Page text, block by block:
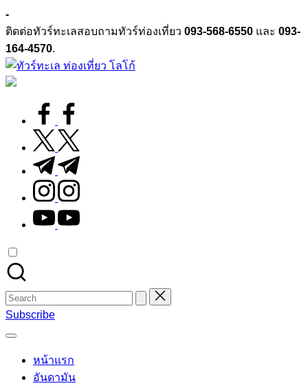
Skip
to
content
-
ติดต่อทัวร์ทะเลสอบถามทัวร์ท่องเที่ยว 093-568-6550 และ 093-
164-4570.
ทัวร์
2025
ทะเล
สวย
ทั่ว
ไทย
facebook.com
twitter.com
t.me
instagram.com
youtube.com
Search
for:
Subscribe
หน้าแรก
อันดามัน